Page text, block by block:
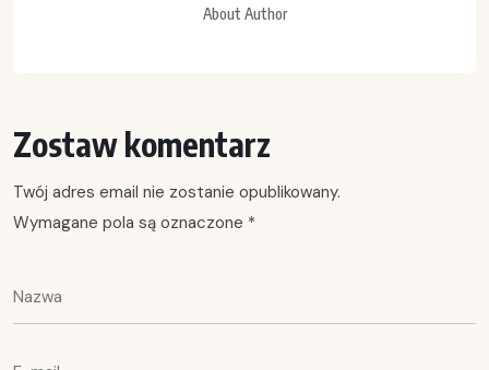
About Author
Zostaw komentarz
Twój adres email nie zostanie opublikowany.
Wymagane pola są oznaczone *